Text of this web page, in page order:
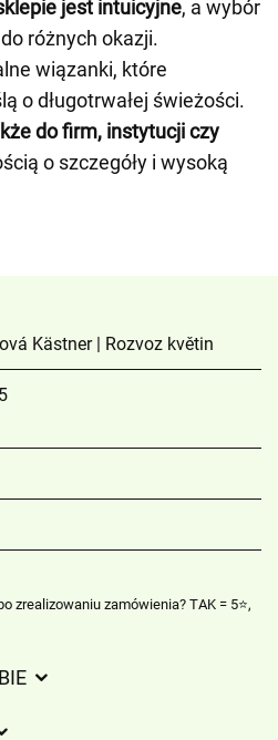
jest intuicyjne, a wybór
różnych okazji.
wiązanki, które
o długotrwałej świeżości.
do firm, instytucji czy
o szczegóły i wysoką
Kästner | Rozvoz květin
zrealizowaniu zamówienia? TAK = 5⭐,